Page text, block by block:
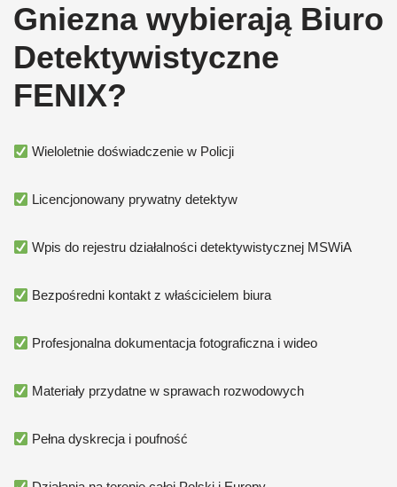
Gniezna wybierają Biuro
Detektywistyczne
FENIX?
Wieloletnie doświadczenie w Policji
Licencjonowany prywatny detektyw
Wpis do rejestru działalności detektywistycznej MSWiA
Bezpośredni kontakt z właścicielem biura
Profesjonalna dokumentacja fotograficzna i wideo
Materiały przydatne w sprawach rozwodowych
Pełna dyskrecja i poufność